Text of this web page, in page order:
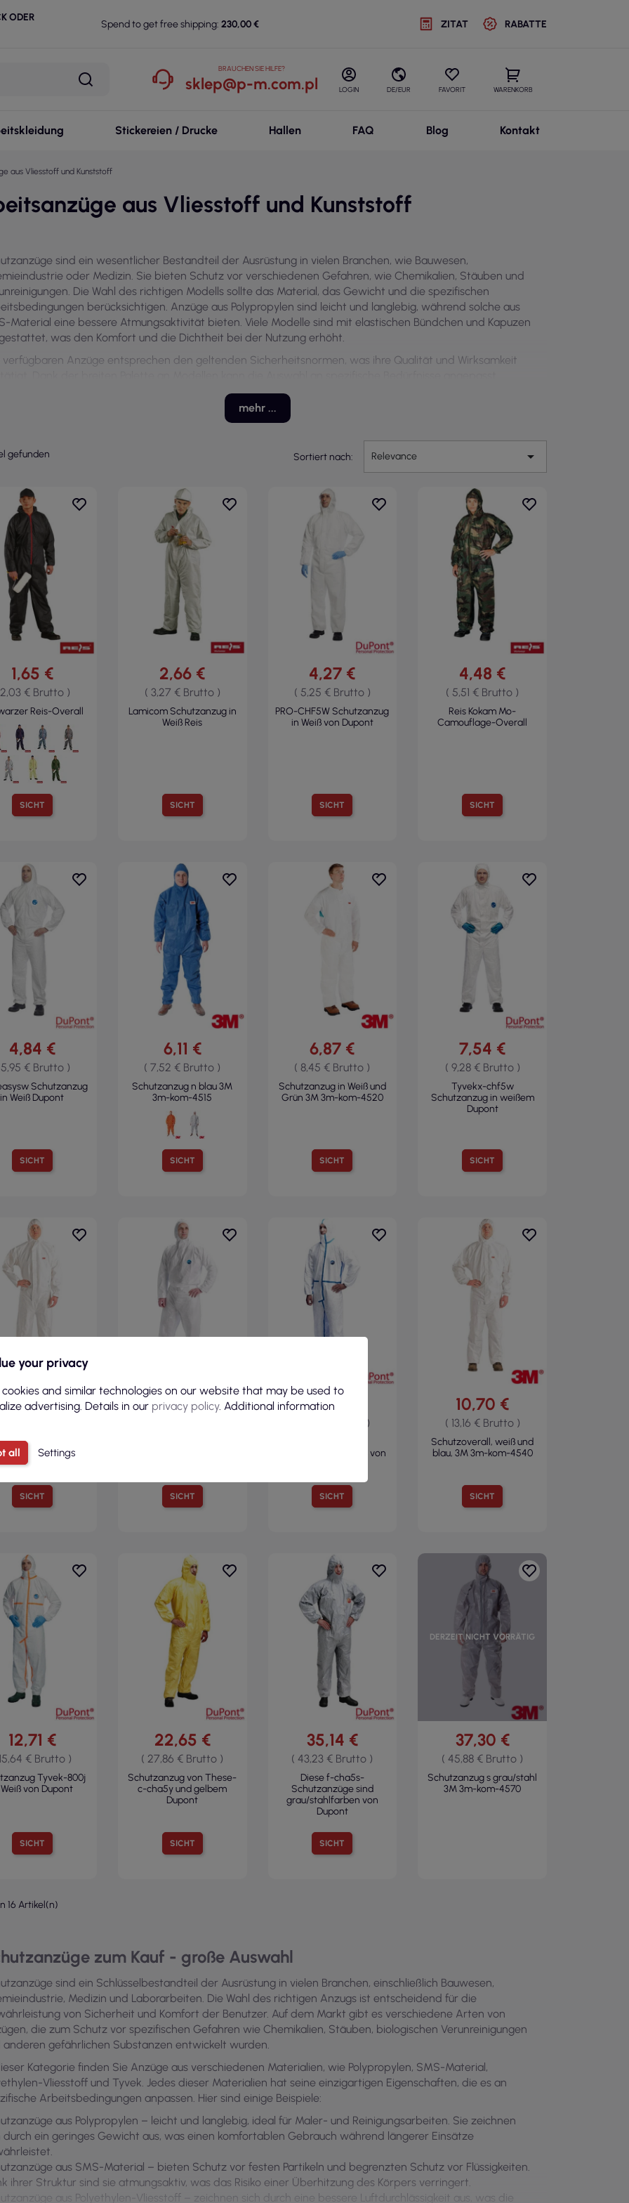
ODER
Spend to get free shipping: 230,00 € ZITAT RABATTE
BRAUCHEN SIE HILFE?
sklep@p-m.com.pl LOGIN DE/EUR FAVORIT WARENKORB
Stickereien / Drucke Hallen FAQ Blog Kontakt
aus Vliesstoff und Kunststoff
aus Vliesstoff und Kunststoff
sind ein wesentlicher Bestandteil der Ausrüstung in vielen Branchen, wie Bauwesen,
oder Medizin. Sie bieten Schutz vor verschiedenen Gefahren, wie Chemikalien, Stäuben und
Die Wahl des richtigen Modells sollte das Material, das Gewicht und die spezifischen
berücksichtigen. Anzüge aus Polypropylen sind leicht und langlebig, während solche aus
Material eine bessere Atmungsaktivität bieten. Viele Modelle sind mit elastischen Bündchen und Kapuzen
was den Komfort und die Dichtheit bei der Nutzung erhöht.
verfügbaren Anzüge entsprechen den geltenden Sicherheitsnormen, was ihre Qualität und Wirksamkeit
was entscheidend für die Gewährleistung von Sicherheit und Komfort bei der Arbeit unter
mehr ...
gefunden Sortiert nach: Relevance 
SICHT
1,65 €
€ Brutto )
Reis-Overall
SICHT
2,66 €
( 3,27 € Brutto )
Lamicom Schutzanzug in
Weiß Reis
SICHT
4,27 €
( 5,25 € Brutto )
PRO-CHF5W Schutzanzug
in Weiß von Dupont
SICHT
4,48 €
( 5,51 € Brutto )
Reis Kokam Mo-
Camouflage-Overall
SICHT
4,84 €
€ Brutto )
Schutzanzug
in Weiß Dupont
SICHT
6,11 €
( 7,52 € Brutto )
Schutzanzug n blau 3M
3m-kom-4515
SICHT
6,87 €
( 8,45 € Brutto )
Schutzanzug in Weiß und
Grün 3M 3m-kom-4520
SICHT
7,54 €
( 9,28 € Brutto )
Tyvekx-chf5w
Schutzanzug in weißem
Dupont
SICHT
7,64 €
in Weiß 3M
3m-kom-4510
SICHT
8,74 €
SICHT
9,72 €
( 11,95 € Brutto )
Schutzanzug in Weiß von
SICHT
10,70 €
( 13,16 € Brutto )
Schutzoverall, weiß und
blau, 3M 3m-kom-4540
SICHT
12,71 €
€ Brutto )
Tyvek-800j
von Dupont
SICHT
22,65 €
( 27,86 € Brutto )
Schutzanzug von These-
c-cha5y und gelbem
Dupont
SICHT
35,14 €
( 43,23 € Brutto )
Diese f-cha5s-
Schutzanzüge sind
grau/stahlfarben von
Dupont
DERZEIT NICHT VORRÄTIG
37,30 €
( 45,88 € Brutto )
Schutzanzug s grau/stahl
3M 3m-kom-4570
16 Artikel(n)
zum Kauf - große Auswahl
sind ein Schlüsselbestandteil der Ausrüstung in vielen Branchen, einschließlich Bauwesen,
Medizin und Laborarbeiten. Die Wahl des richtigen Anzugs ist entscheidend für die
von Sicherheit und Komfort der Benutzer. Auf dem Markt gibt es verschiedene Arten von
die zum Schutz vor spezifischen Gefahren wie Chemikalien, Stäuben, biologischen Verunreinigungen
anderen gefährlichen Substanzen entwickelt wurden.
Kategorie finden Sie Anzüge aus verschiedenen Materialien, wie Polypropylen, SMS-Material,
Vliesstoff und Tyvek. Jedes dieser Materialien hat seine einzigartigen Eigenschaften, die es an
Arbeitsbedingungen anpassen. Hier sind einige Beispiele:
aus Polypropylen – leicht und langlebig, ideal für Maler- und Reinigungsarbeiten. Sie zeichnen
durch ein geringes Gewicht aus, was einen komfortablen Gebrauch während längerer Einsätze
aus SMS-Material – bieten Schutz vor festen Partikeln und begrenzten Schutz vor Flüssigkeiten.
ihrer Struktur sind sie atmungsaktiv, was das Risiko einer Überhitzung des Körpers verringert.
aus Polyethylen-Vliesstoff – zeichnen sich durch eine bessere Luftdurchlässigkeit aus, was die
your privacy
cookies and similar technologies on our website that may be used to
advertising. Details in our privacy policy. Additional information
all Settings